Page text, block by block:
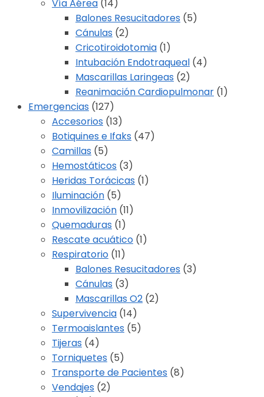
Vía Aérea (14)
Balones Resucitadores (5)
Cánulas (2)
Cricotiroidotomia (1)
Intubación Endotraqueal (4)
Mascarillas Laringeas (2)
Reanimación Cardiopulmonar (1)
Emergencias (127)
Accesorios (13)
Botiquines e Ifaks (47)
Camillas (5)
Hemostáticos (3)
Heridas Torácicas (1)
Iluminación (5)
Inmovilización (11)
Quemaduras (1)
Rescate acuático (1)
Respiratorio (11)
Balones Resucitadores (3)
Cánulas (3)
Mascarillas O2 (2)
Supervivencia (14)
Termoaislantes (5)
Tijeras (4)
Torniquetes (5)
Transporte de Pacientes (8)
Vendajes (2)